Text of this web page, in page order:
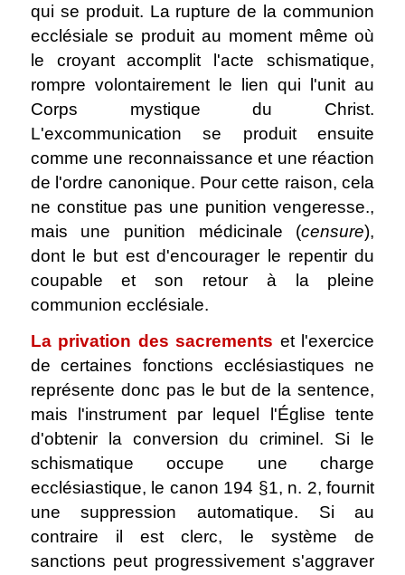
qui se produit. La rupture de la communion
ecclésiale se produit au moment même où
le croyant accomplit l'acte schismatique,
rompre volontairement le lien qui l'unit au
Corps mystique du Christ.
L'excommunication se produit ensuite
comme une reconnaissance et une réaction
de l'ordre canonique. Pour cette raison, cela
ne constitue pas une punition vengeresse.,
mais une punition médicinale (censure),
dont le but est d'encourager le repentir du
coupable et son retour à la pleine
communion ecclésiale.
La privation des sacrements et l'exercice
de certaines fonctions ecclésiastiques ne
représente donc pas le but de la sentence,
mais l'instrument par lequel l'Église tente
d'obtenir la conversion du criminel. Si le
schismatique occupe une charge
ecclésiastique, le canon 194 §1, n. 2, fournit
une suppression automatique. Si au
contraire il est clerc, le système de
sanctions peut progressivement s'aggraver